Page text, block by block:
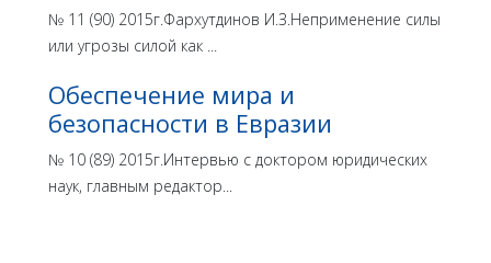
№ 11 (90) 2015г.Фархутдинов И.З.Неприменение силы
или угрозы силой как ...
Обеспечение мира и
безопасности в Евразии
№ 10 (89) 2015г.Интервью с доктором юридических
наук, главным редактор...